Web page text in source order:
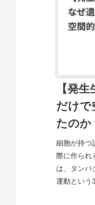
【発
だけで
たのか
細胞が持つ
際に作られ
は、タンパ
運動という
で、複雑